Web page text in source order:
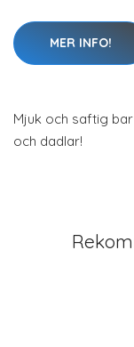
MER INFO!
Mjuk och saftig
och dadlar!